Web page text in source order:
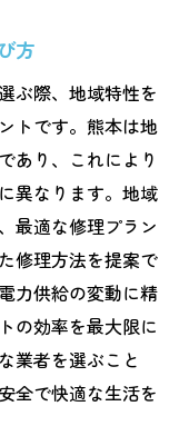
理業者の選び
つけ方
ービス内容
と事例
点
る業者の特徴
ート修理業者を
方
ぶ際、地域特性を
トです。熊本は地
あり、これにより
異なります。地域
最適な修理プラン
修理方法を提案で
力供給の変動に精
の効率を最大限に
業者を選ぶこと
全で快適な生活を